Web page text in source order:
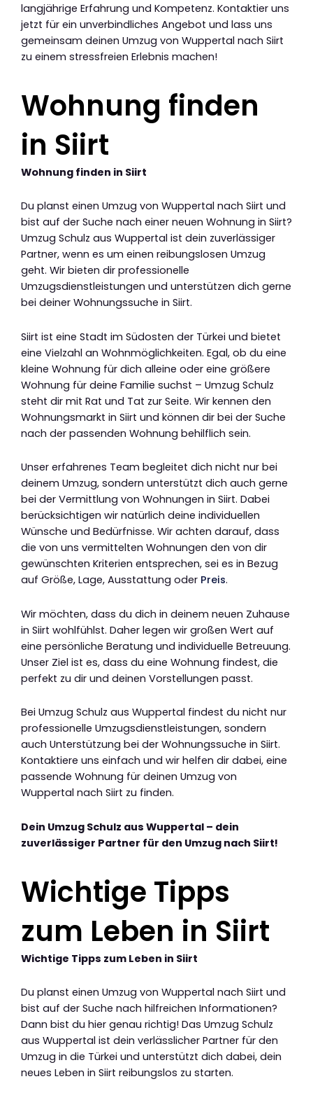
langjährige Erfahrung und Kompetenz. Kontaktier uns
jetzt für ein unverbindliches Angebot und lass uns
gemeinsam deinen Umzug von Wuppertal nach Siirt
zu einem stressfreien Erlebnis machen!
Wohnung finden
in Siirt
Wohnung finden in Siirt
Du planst einen Umzug von Wuppertal nach Siirt und
bist auf der Suche nach einer neuen Wohnung in Siirt?
Umzug Schulz aus Wuppertal ist dein zuverlässiger
Partner, wenn es um einen reibungslosen Umzug
geht. Wir bieten dir professionelle
Umzugsdienstleistungen und unterstützen dich gerne
bei deiner Wohnungssuche in Siirt.
Siirt ist eine Stadt im Südosten der Türkei und bietet
eine Vielzahl an Wohnmöglichkeiten. Egal, ob du eine
kleine Wohnung für dich alleine oder eine größere
Wohnung für deine Familie suchst – Umzug Schulz
steht dir mit Rat und Tat zur Seite. Wir kennen den
Wohnungsmarkt in Siirt und können dir bei der Suche
nach der passenden Wohnung behilflich sein.
Unser erfahrenes Team begleitet dich nicht nur bei
deinem Umzug, sondern unterstützt dich auch gerne
bei der Vermittlung von Wohnungen in Siirt. Dabei
berücksichtigen wir natürlich deine individuellen
Wünsche und Bedürfnisse. Wir achten darauf, dass
die von uns vermittelten Wohnungen den von dir
gewünschten Kriterien entsprechen, sei es in Bezug
auf Größe, Lage, Ausstattung oder Preis.
Wir möchten, dass du dich in deinem neuen Zuhause
in Siirt wohlfühlst. Daher legen wir großen Wert auf
eine persönliche Beratung und individuelle Betreuung.
Unser Ziel ist es, dass du eine Wohnung findest, die
perfekt zu dir und deinen Vorstellungen passt.
Bei Umzug Schulz aus Wuppertal findest du nicht nur
professionelle Umzugsdienstleistungen, sondern
auch Unterstützung bei der Wohnungssuche in Siirt.
Kontaktiere uns einfach und wir helfen dir dabei, eine
passende Wohnung für deinen Umzug von
Wuppertal nach Siirt zu finden.
Dein Umzug Schulz aus Wuppertal – dein
zuverlässiger Partner für den Umzug nach Siirt!
Wichtige Tipps
zum Leben in Siirt
Wichtige Tipps zum Leben in Siirt
Du planst einen Umzug von Wuppertal nach Siirt und
bist auf der Suche nach hilfreichen Informationen?
Dann bist du hier genau richtig! Das Umzug Schulz
aus Wuppertal ist dein verlässlicher Partner für den
Umzug in die Türkei und unterstützt dich dabei, dein
neues Leben in Siirt reibungslos zu starten.